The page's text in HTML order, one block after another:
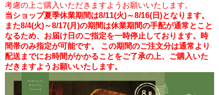
考慮の上ご購入いただきますようお願いいたします。
当ショップ夏季休業期間は8/11(火)～8/16(日)となります。
また8/4(火)～8/17(月)の期間は休業期間の手配が通常とこと
なるため、お届け日のご指定を一時停止しております。時
間帯のみ指定が可能です。 この期間のご注文分は通常より
配送までにお時間がかかることをご了承の上、ご購入いた
だきますようお願いいたします。